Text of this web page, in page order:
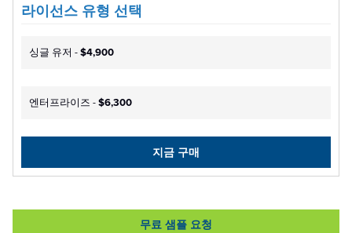
라이선스 유형 선택
싱글 유저 -$4,900
엔터프라이즈 -$6,300
지금 구매
무료 샘플 요청